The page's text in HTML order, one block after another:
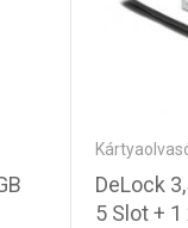
DeLock
5 Slot + 1